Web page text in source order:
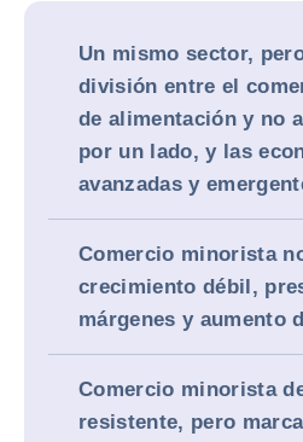
Un mismo sector,
división entre el
de alimentación y no
por un lado, y las
avanzadas y
Comercio minorista
crecimiento débil,
márgenes y aumento
Comercio minorista
resistente, pero